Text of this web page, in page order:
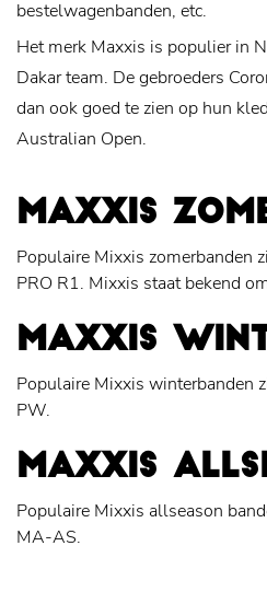
bestelwagenbanden, etc.
Het merk Maxxis is populier in
Dakar team. De gebroeders
dan ook goed te zien op hun
Australian Open.
MAXXIS
Populaire Mixxis zomerbanden
PRO R1. Mixxis staat bekend
MAXXIS
Populaire Mixxis
PW.
MAXXIS
Populaire Mixxis allseason
MA-AS.